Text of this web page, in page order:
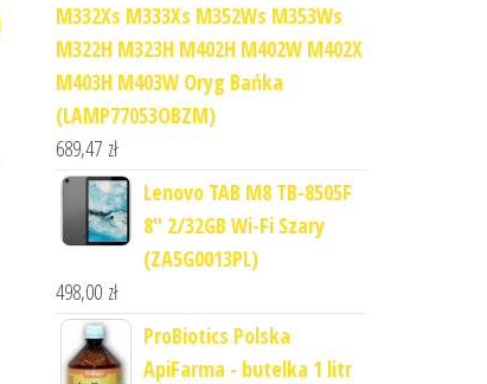
M332Xs M333Xs M352Ws M353Ws
M322H M323H M402H M402W M402X
M403H M403W Oryg Bańka
(LAMP77053OBZM)
689,47 zł
Lenovo TAB M8 TB-8505F
8" 2/32GB Wi-Fi Szary
(ZA5G0013PL)
498,00 zł
ProBiotics Polska
ApiFarma - butelka 1 litr